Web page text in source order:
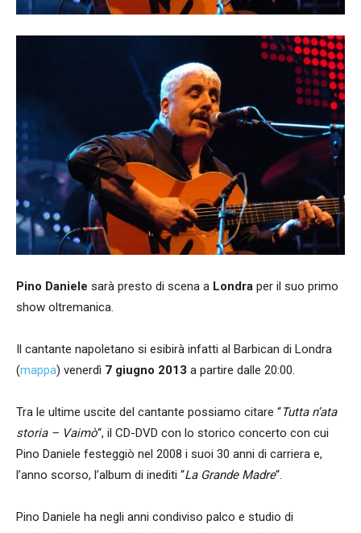
Pino Daniele sarà presto di scena a Londra per il suo primo
show oltremanica.
Il cantante napoletano si esibirà infatti al Barbican di Londra
(mappa) venerdì 7 giugno 2013 a partire dalle 20:00.
Tra le ultime uscite del cantante possiamo citare “Tutta n’ata
storia – Vaimò“, il CD-DVD con lo storico concerto con cui
Pino Daniele festeggiò nel 2008 i suoi 30 anni di carriera e,
l’anno scorso, l’album di inediti “La Grande Madre“.
Pino Daniele ha negli anni condiviso palco e studio di